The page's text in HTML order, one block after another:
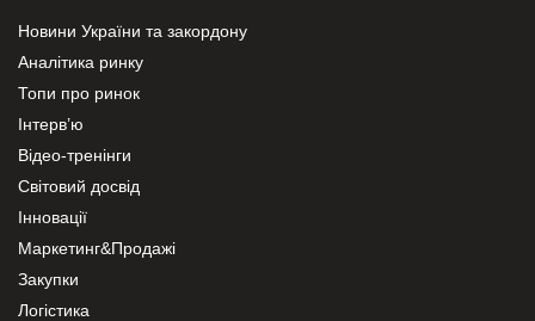
Новини України та закордону
Аналітика ринку
Топи про ринок
Інтерв’ю
Відео-тренінги
Світовий досвід
Інновації
Маркетинг&Продажі
Закупки
Логістика